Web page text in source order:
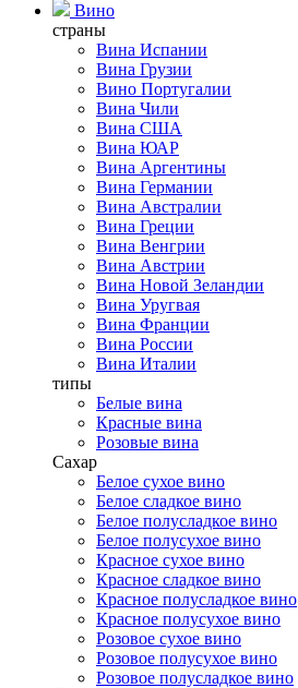
Вино
страны
Вина Испании
Вина Грузии
Вино Португалии
Вина Чили
Вина США
Вина ЮАР
Вина Аргентины
Вина Германии
Вина Австралии
Вина Греции
Вина Венгрии
Вина Австрии
Вина Новой Зеландии
Вина Уругвая
Вина Франции
Вина России
Вина Италии
типы
Белые вина
Красные вина
Розовые вина
Сахар
Белое сухое вино
Белое сладкое вино
Белое полусладкое вино
Белое полусухое вино
Красное сухое вино
Красное сладкое вино
Красное полусладкое вино
Красное полусухое вино
Розовое сухое вино
Розовое полусухое вино
Розовое полусладкое вино